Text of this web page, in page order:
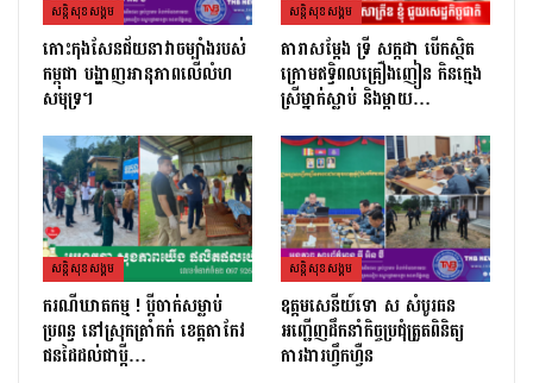
សន្តិសុខសង្គម
កោះកុងសែនជ័យនាវាចម្បាំងរបស់
កម្ពុជា បង្ហាញអានុភាពលើលំហ
សមុទ្រ។
សន្តិសុខសង្គម
តារាសម្ដែង ទ្រី សក្កដា បើកស្ថិត
ក្រោមឥទ្ធិពលគ្រឿងញៀន កិនក្មេង
ស្រីម្នាក់ស្លាប់ និងម្ដាយ…
សន្តិសុខសង្គម
ករណីឃាតកម្ម ! ប្ដីចាក់សម្លាប់
ប្រពន្ធ នៅស្រុកត្រាំកក់ ខេត្តតាកែវ
ជនដៃដល់ជាប្ដី…
សន្តិសុខសង្គម
ឧត្តមសេនីយ៍ទោ ស សំបូរធន
អញ្ជើញដឹកនាំកិច្ចប្រជុំត្រួតពិនិត្យ​
ការងារហ្វឹកហ្វឺន